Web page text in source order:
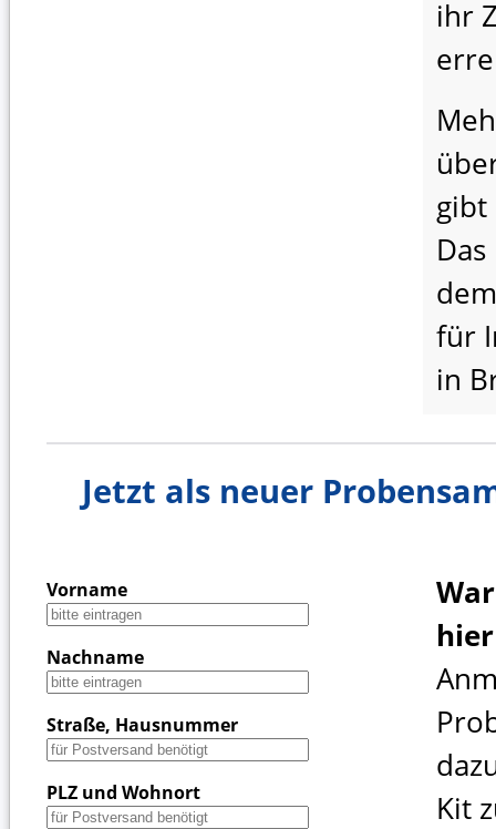
ihr
für
in
Jetzt als neuer
Vorname
Nachname
Straße, Hausnummer
PLZ und Wohnort
Kit